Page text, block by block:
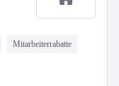
Mitarbeiterrabatte